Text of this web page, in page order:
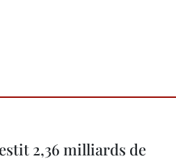
2,36 milliards de